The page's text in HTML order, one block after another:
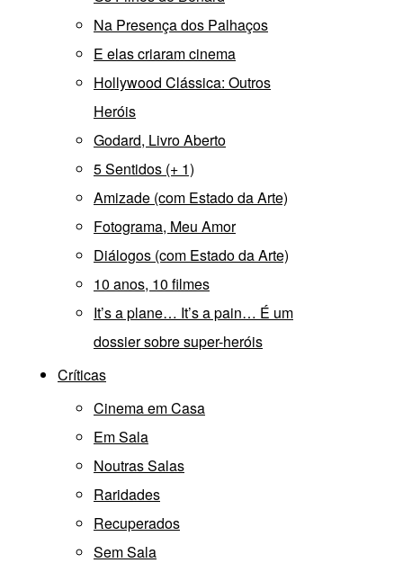
Na Presença dos Palhaços
E elas criaram cinema
Hollywood Clássica: Outros
Heróis
Godard, Livro Aberto
5 Sentidos (+ 1)
Amizade (com Estado da Arte)
Fotograma, Meu Amor
Diálogos (com Estado da Arte)
10 anos, 10 filmes
It’s a plane… It’s a pain… É um
dossier sobre super-heróis
Críticas
Cinema em Casa
Em Sala
Noutras Salas
Raridades
Recuperados
Sem Sala